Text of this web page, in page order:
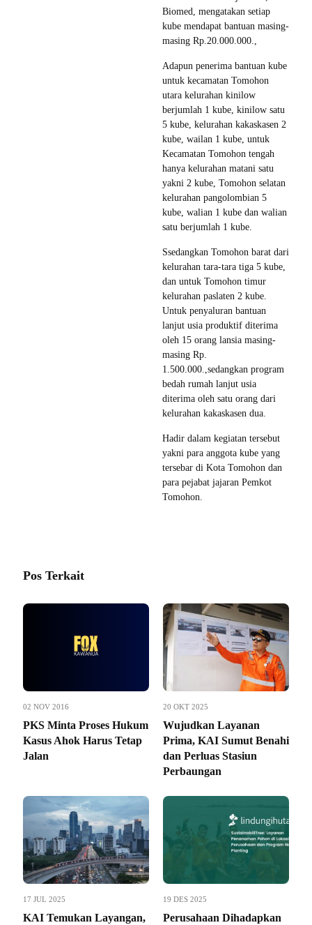
Biomed, mengatakan setiap
kube mendapat bantuan masing-
masing Rp.20.000.000.,
Adapun penerima bantuan kube
untuk kecamatan Tomohon
utara kelurahan kinilow
berjumlah 1 kube, kinilow satu
5 kube, kelurahan kakaskasen 2
kube, wailan 1 kube, untuk
Kecamatan Tomohon tengah
hanya kelurahan matani satu
yakni 2 kube, Tomohon selatan
kelurahan pangolombian 5
kube, walian 1 kube dan walian
satu berjumlah 1 kube.
Ssedangkan Tomohon barat dari
kelurahan tara-tara tiga 5 kube,
dan untuk Tomohon timur
kelurahan paslaten 2 kube.
Untuk penyaluran bantuan
lanjut usia produktif diterima
oleh 15 orang lansia masing-
masing Rp.
1.500.000.,sedangkan program
bedah rumah lanjut usia
diterima oleh satu orang dari
kelurahan kakaskasen dua.
Hadir dalam kegiatan tersebut
yakni para anggota kube yang
tersebar di Kota Tomohon dan
para pejabat jajaran Pemkot
Tomohon.
Pos Terkait
02 NOV 2016
PKS Minta Proses Hukum
Kasus Ahok Harus Tetap
Jalan
20 OKT 2025
Wujudkan Layanan
Prima, KAI Sumut Benahi
dan Perluas Stasiun
Perbaungan
17 JUL 2025
KAI Temukan Layangan,
19 DES 2025
Perusahaan Dihadapkan